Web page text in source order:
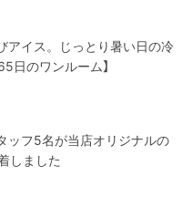
アイス。じっとり暑い日の冷
日のワンルーム】
タッフ5名が当店オリジナルの
しました